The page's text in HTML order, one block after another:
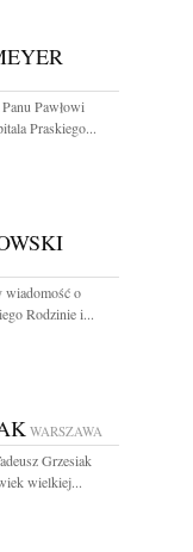
Pawłowi
Praskiego...
wiadomość o
Rodzinie i...
WARSZAWA
Grzesiak
wielkiej...